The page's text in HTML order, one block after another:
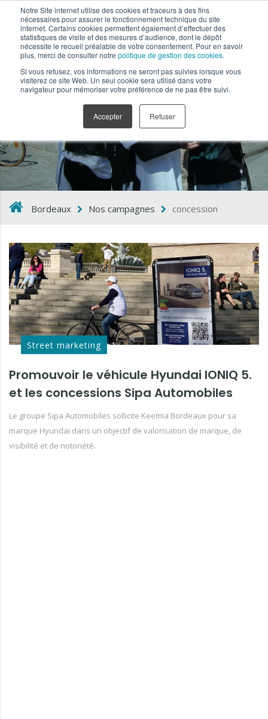
Notre Site internet utilise des cookies et traceurs à des fins
nécessaires pour assurer le fonctionnement technique du site
internet. Certains cookies permettent également d’effectuer des
statistiques de visite et des mesures d’audience, dont le dépôt
nécessite le recueil préalable de votre consentement. Pour en savoir
plus, merci de consulter notre politique de gestion des cookies.
Si vous refusez, vos informations ne seront pas suivies lorsque vous
visiterez ce site Web. Un seul cookie sera utilisé dans votre
navigateur pour mémoriser votre préférence de ne pas être suivi.
Accepter Refuser
concession
Bordeaux Nos campagnes concession
Street marketing
Promouvoir le véhicule Hyundai IONIQ 5.
et les concessions Sipa Automobiles
Le groupe Sipa Automobiles sollicite Keemia Bordeaux pour sa
marque Hyundai dans un objectif de valorisation de marque, de
visibilité et de notoriété.